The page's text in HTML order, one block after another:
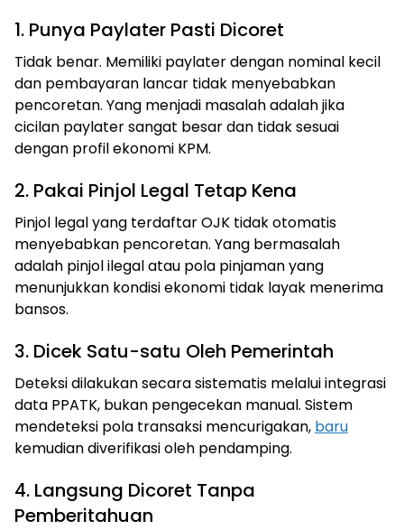
1. Punya Paylater Pasti Dicoret
Tidak benar. Memiliki paylater dengan nominal kecil
dan pembayaran lancar tidak menyebabkan
pencoretan. Yang menjadi masalah adalah jika
cicilan paylater sangat besar dan tidak sesuai
dengan profil ekonomi KPM.
2. Pakai Pinjol Legal Tetap Kena
Pinjol legal yang terdaftar OJK tidak otomatis
menyebabkan pencoretan. Yang bermasalah
adalah pinjol ilegal atau pola pinjaman yang
menunjukkan kondisi ekonomi tidak layak menerima
bansos.
3. Dicek Satu-satu Oleh Pemerintah
Deteksi dilakukan secara sistematis melalui integrasi
data PPATK, bukan pengecekan manual. Sistem
mendeteksi pola transaksi mencurigakan, baru
kemudian diverifikasi oleh pendamping.
4. Langsung Dicoret Tanpa
Pemberitahuan